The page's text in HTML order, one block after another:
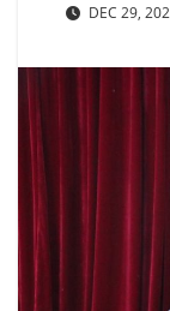
DEC 29,